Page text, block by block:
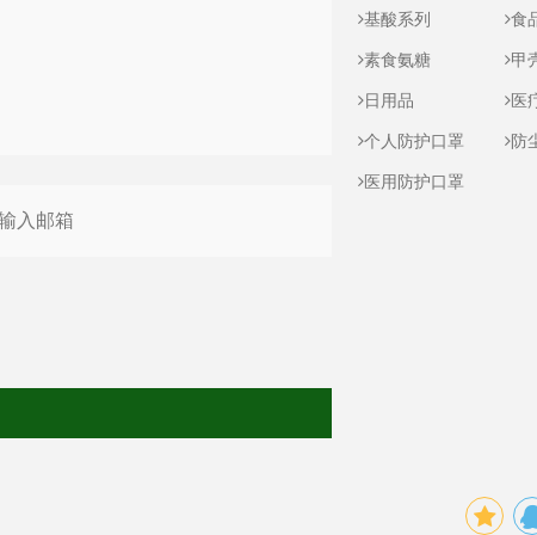
基酸系列 食
素食氨糖 甲
日用品 医
个人防护口罩 防
医用防护口罩